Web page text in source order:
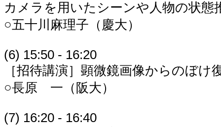
カメラを用いたシーンや人物の状態
○五十川麻理子（慶大）
(6) 15:50 - 16:20
［招待講演］顕微鏡画像からのぼけ
○長原 一（阪大）
(7) 16:20 - 16:40